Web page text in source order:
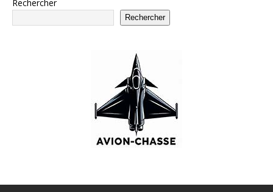
Rechercher
Rechercher